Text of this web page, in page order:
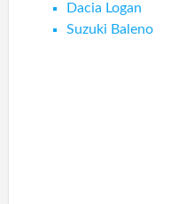
Dacia Logan
Suzuki Baleno